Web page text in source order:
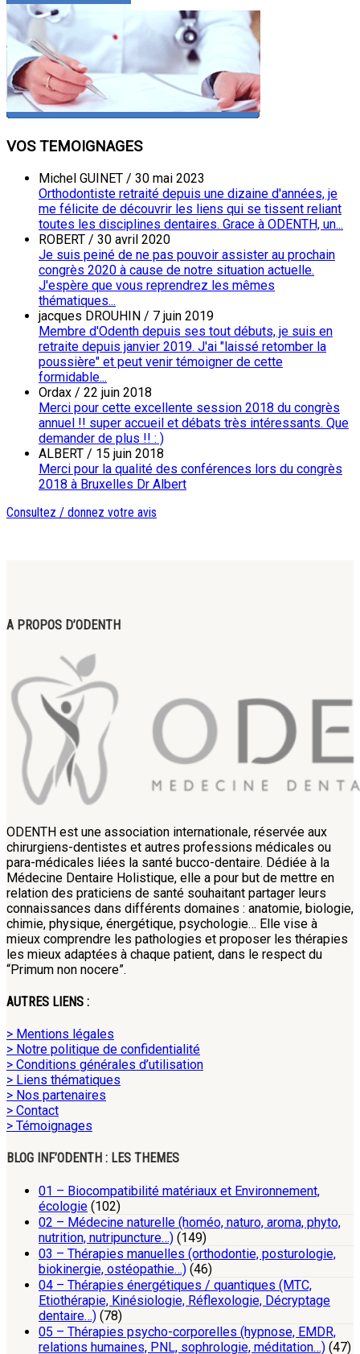
VOS TEMOIGNAGES
Michel GUINET / 30 mai 2023
Orthodontiste retraité depuis une dizaine d'années, je
me félicite de découvrir les liens qui se tissent reliant
toutes les disciplines dentaires. Grace à ODENTH, un...
ROBERT / 30 avril 2020
Je suis peiné de ne pas pouvoir assister au prochain
congrès 2020 à cause de notre situation actuelle.
J'espère que vous reprendrez les mêmes
thématiques...
jacques DROUHIN / 7 juin 2019
Membre d'Odenth depuis ses tout débuts, je suis en
retraite depuis janvier 2019. J'ai "laissé retomber la
poussière" et peut venir témoigner de cette
formidable...
Ordax / 22 juin 2018
Merci pour cette excellente session 2018 du congrès
annuel !! super accueil et débats très intéressants. Que
demander de plus !! : )
ALBERT / 15 juin 2018
Merci pour la qualité des conférences lors du congrès
2018 à Bruxelles Dr Albert
Consultez / donnez votre avis
A PROPOS D’ODENTH
ODENTH est une association internationale, réservée aux
chirurgiens-dentistes et autres professions médicales ou
para-médicales liées la santé bucco-dentaire. Dédiée à la
Médecine Dentaire Holistique, elle a pour but de mettre en
relation des praticiens de santé souhaitant partager leurs
connaissances dans différents domaines : anatomie, biologie,
chimie, physique, énergétique, psychologie… Elle vise à
mieux comprendre les pathologies et proposer les thérapies
les mieux adaptées à chaque patient, dans le respect du
“Primum non nocere”.
AUTRES LIENS :
> Mentions légales
> Notre politique de confidentialité
> Conditions générales d’utilisation
> Liens thématiques
> Nos partenaires
> Contact
> Témoignages
BLOG INF’ODENTH : LES THEMES
01 – Biocompatibilité matériaux et Environnement,
écologie (102)
02 – Médecine naturelle (homéo, naturo, aroma, phyto,
nutrition, nutripuncture…) (149)
03 – Thérapies manuelles (orthodontie, posturologie,
biokinergie, ostéopathie…) (46)
04 – Thérapies énergétiques / quantiques (MTC,
Etiothérapie, Kinésiologie, Réflexologie, Décryptage
dentaire…) (78)
05 – Thérapies psycho-corporelles (hypnose, EMDR,
relations humaines, PNL, sophrologie, méditation…) (47)